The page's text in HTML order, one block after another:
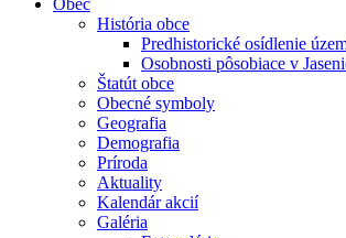
Obec
História obce
Predhistorické osídlenie
Osobnosti pôsobiace v
Štatút obce
Obecné symboly
Geografia
Demografia
Príroda
Aktuality
Kalendár akcií
Galéria